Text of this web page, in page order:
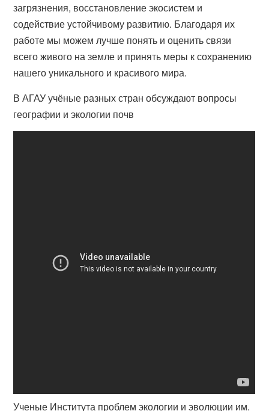
загрязнения, восстановление экосистем и
содействие устойчивому развитию. Благодаря их
работе мы можем лучше понять и оценить связи
всего живого на земле и принять меры к сохранению
нашего уникального и красивого мира.
В АГАУ учёные разных стран обсуждают вопросы
географии и экологии почв
Ученые Института проблем экологии и эволюции им.